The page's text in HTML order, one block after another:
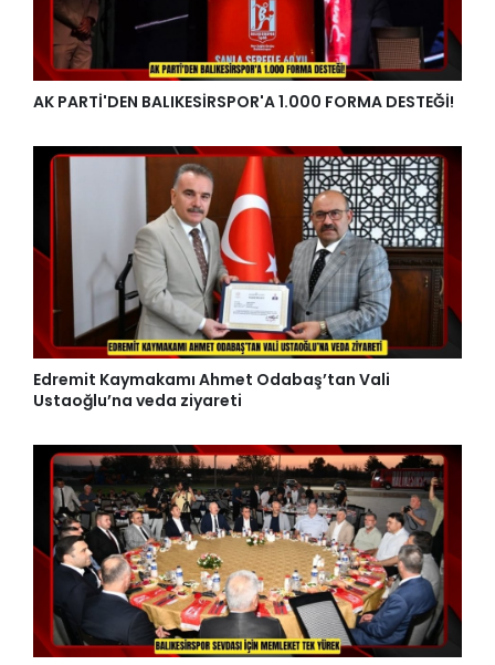
AK PARTİ'DEN BALIKESİRSPOR'A 1.000 FORMA DESTEĞİ!
Edremit Kaymakamı Ahmet Odabaş’tan Vali
Ustaoğlu’na veda ziyareti